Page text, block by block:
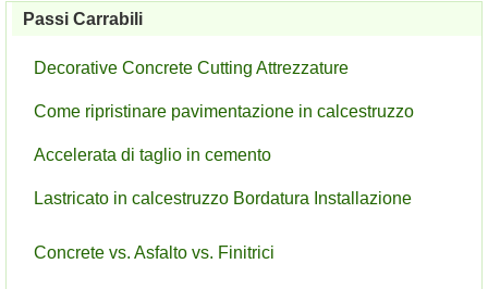
Passi Carrabili
Decorative Concrete Cutting Attrezzature
Come ripristinare pavimentazione in calcestruzzo
Accelerata di taglio in cemento
Lastricato in calcestruzzo Bordatura Installazione
Concrete vs. Asfalto vs. Finitrici